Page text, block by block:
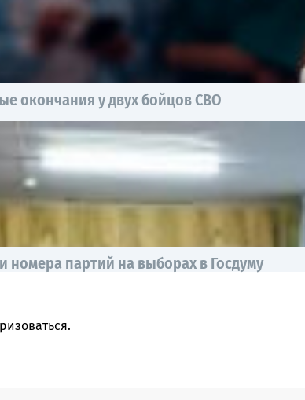
окончания у двух бойцов СВО
партий на выборах в Госдуму
.